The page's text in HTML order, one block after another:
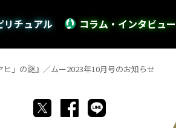
リチュアル コラム・インタビュー
」の謎』／ムー2023年10月号のお知らせ